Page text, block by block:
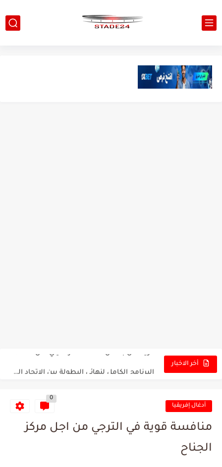
أخر الاخبار
المدرب التونسي المتألق معين الشعباني يكشف عن اهدافه المستقبلية أدغال إفريقيا
0
منافسة قوية في الترجي من اجل مركز
الجناح